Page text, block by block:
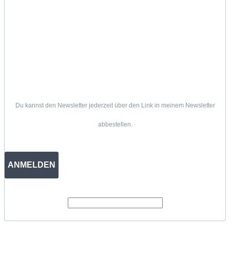
Du kannst den Newsletter jederzeit über den Link in meinem Newsletter
abbestellen.
ANMELDEN